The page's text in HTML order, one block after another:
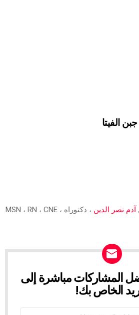
الفيتا
آدم نصر الدين
، دكتوراه ، MSN ، RN ، CNE
المشاركات مباشرة إلى
الخاص بك!